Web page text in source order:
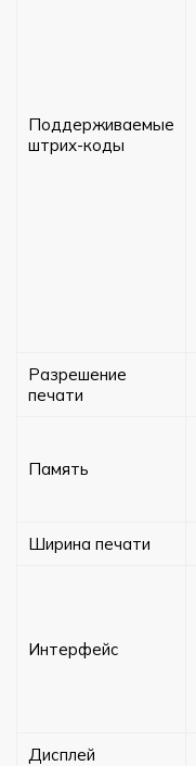
Поддерживаемые
штрих-коды
Разрешение
печати
Память
Ширина печати
Интерфейс
Дисплей